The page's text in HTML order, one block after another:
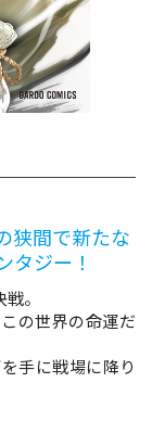
狭間で新たな
タジー！
。
の世界の命運だ
手に戦場に降り